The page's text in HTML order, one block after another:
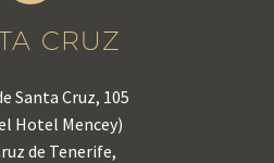
CRUZ
Santa Cruz, 105
Hotel Mencey)
de Tenerife,